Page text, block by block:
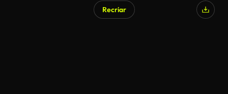
Recriar